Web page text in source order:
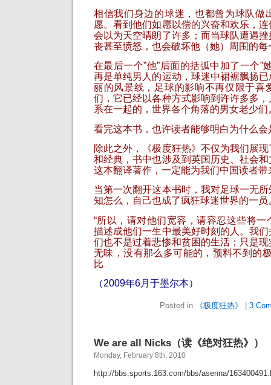
相信我们身边的球迷，也都曾为球队做
愿。看到他们如愿以偿的兴奋和欢乐，
会以为天空晴朗了许多；而当球队遭遇
丧甚至愤怒，也会破坏他（她）周围的
在最后一个”他”后面的括弧中加了一个”
再是单纯男人的运动，球迷中裙裾飘扬
丽的风景线，足球的影响不再仅限于喜
们，它已经以各种方式影响到许许多多
系在一起的，世界各个角落的男女老少们
看完这本书，也许读者能够明白为什么会
除此之外，《极度狂热》不仅为我们展
和经典，书中也涉及到英国历史、社会
这本翻译著作，一定能为我们中国读者
当第一次翻开这本书时，我对足球一无
知怎么，自己也成了疯狂球迷世界的一员
“所以，请对他们宽容，请容忍这些将
描述成他们一生中最美好时刻的人。我
们也不是过着悲惨和贫困的生活；只是
无味，没有那么多可能的，预料不到的
比
（2009年6月于墨尔本）
Posted in 《极度狂热》 | 3
We are all Nicks（读《绝对狂热》）
Monday, February 8th, 2010
http://bbs.sports.163.com/bbs/asenna/